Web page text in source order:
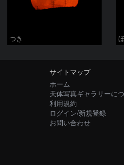
つき
サイトマップ
ホーム
天体写真ギャラリーに
利用規約
ログイン/新規登録
お問い合わせ